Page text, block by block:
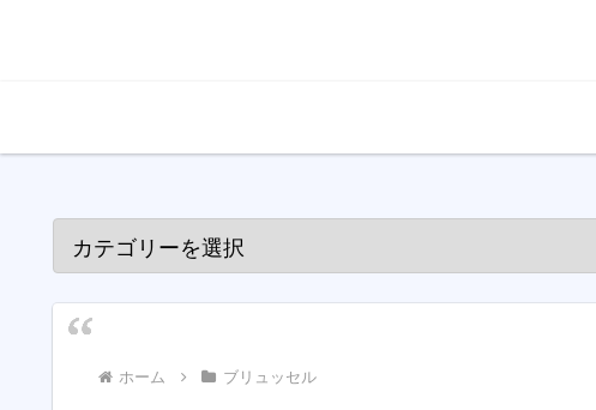
ホーム ブリュッセル